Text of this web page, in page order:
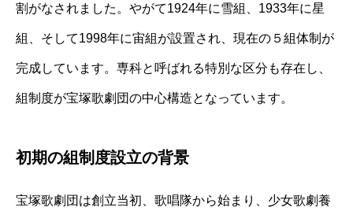
割がなされました。やがて1924年に雪組、1933年に星
組、そして1998年に宙組が設置され、現在の５組体制が
完成しています。専科と呼ばれる特別な区分も存在し、
組制度が宝塚歌劇団の中心構造となっています。
初期の組制度設立の背景
宝塚歌劇団は創立当初、歌唱隊から始まり、少女歌劇養